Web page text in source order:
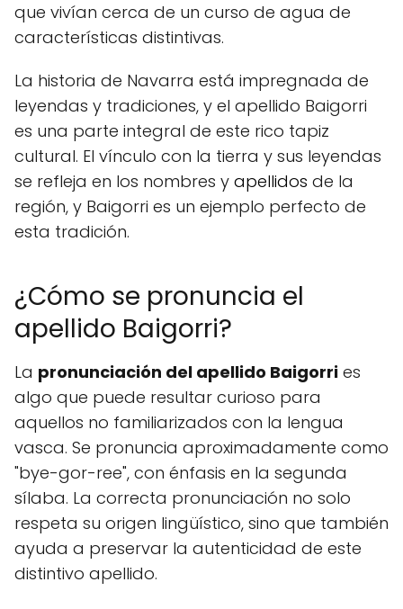
que vivían cerca de un curso de agua de
características distintivas.
La historia de Navarra está impregnada de
leyendas y tradiciones, y el apellido Baigorri
es una parte integral de este rico tapiz
cultural. El vínculo con la tierra y sus leyendas
se refleja en los nombres y apellidos de la
región, y Baigorri es un ejemplo perfecto de
esta tradición.
¿Cómo se pronuncia el
apellido Baigorri?
La pronunciación del apellido Baigorri es
algo que puede resultar curioso para
aquellos no familiarizados con la lengua
vasca. Se pronuncia aproximadamente como
"bye-gor-ree", con énfasis en la segunda
sílaba. La correcta pronunciación no solo
respeta su origen lingüístico, sino que también
ayuda a preservar la autenticidad de este
distintivo apellido.